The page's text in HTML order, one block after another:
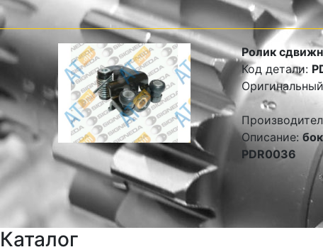
Ролик
Код детали:
Описание:
PDR0036
Каталог